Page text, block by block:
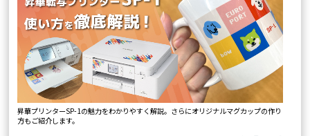
昇華プリンターSP-1の魅力をわかりやすく解説。さらにオリジナルマグカップの作り
方もご紹介します。